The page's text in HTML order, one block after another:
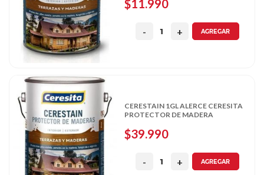
$11.990
AGREGAR
CERESTAIN 1GL ALERCE CERESITA
PROTECTOR DE MADERA
$39.990
AGREGAR